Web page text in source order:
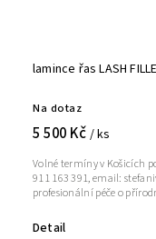
lamince řas LASH
Na dotaz
5 500 Kč / ks
Detail
Volné termíny v Košicích
911 163 391, email:
profesionální péče o